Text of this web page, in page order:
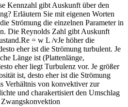
Kennzahl gibt Auskunft über den
Erläutern Sie mit eigenen Worten
Strömung die einzelnen Parameter in
Die Reynolds Zahl gibt Auskunft
= w L /vJe höher die
eher ist die Strömung turbulent. Je
Länge ist (Plattenlänge,
eher liegt Turbulenz vor. Je größer
ist, desto eher ist die Strömung
Verhältnis von konvektiver zur
und charakertisiert den Umschlag